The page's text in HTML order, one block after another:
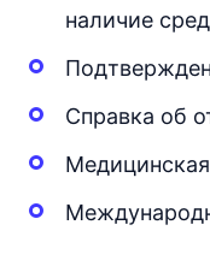
наличие
Справка об